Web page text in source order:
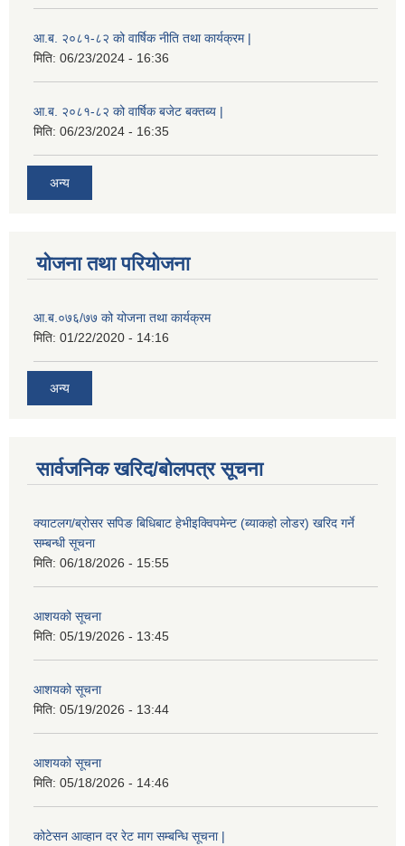
आ.ब. २०८१-८२ को वार्षिक नीति तथा कार्यक्रम |
मिति: 06/23/2024 - 16:36
आ.ब. २०८१-८२ को वार्षिक बजेट बक्तब्य |
मिति: 06/23/2024 - 16:35
अन्य
योजना तथा परियोजना
आ.ब.०७६/७७ को योजना तथा कार्यक्रम
मिति: 01/22/2020 - 14:16
अन्य
सार्वजनिक खरिद/बोलपत्र सूचना
क्याटलग/ब्रोसर सपिङ बिधिबाट हेभीइक्विपमेन्ट (ब्याकहो लोडर) खरिद गर्ने
सम्बन्धी सूचना
मिति: 06/18/2026 - 15:55
आशयको सूचना
मिति: 05/19/2026 - 13:45
आशयको सूचना
मिति: 05/19/2026 - 13:44
आशयको सूचना
मिति: 05/18/2026 - 14:46
कोटेसन आव्हान दर रेट माग सम्बन्धि सूचना |